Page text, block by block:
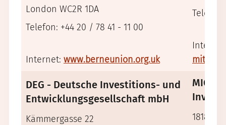
London WC2R 1DA
Telefon: +44 20 / 78 41 - 11 00
Internet: www.berneunion.org.uk
Telefon:
DEG - Deutsche Investitions- und
Entwicklungsgesellschaft mbH
Kämmergasse 22
MIGA
1818 H